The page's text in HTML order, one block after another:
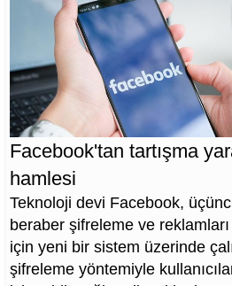
Facebook'tan tartışma
hamlesi
Teknoloji devi Facebook,
beraber şifreleme ve
için yeni bir sistem üzerinde
şifreleme yöntemiyle